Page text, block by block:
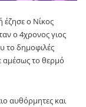
έζησε ο Νίκος
ο 4χρονος γιος
το δημοφιλές
αμέσως το θερμό
αυθόρμητες και